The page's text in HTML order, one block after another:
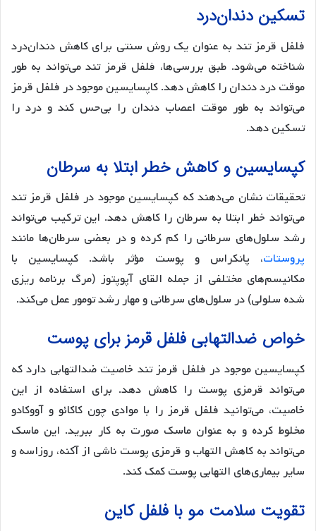
تسکین دندان‌درد
فلفل قرمز تند به عنوان یک روش سنتی برای کاهش دندان‌درد
شناخته می‌شود. طبق بررسی‌ها، فلفل قرمز تند می‌تواند به طور
موقت درد دندان را کاهش دهد. کاپسایسین موجود در فلفل قرمز
می‌تواند به طور موقت اعصاب دندان را بی‌حس کند و درد را
تسکین دهد.
کپسایسین و کاهش خطر ابتلا به سرطان
تحقیقات نشان می‌دهند که کپسایسین موجود در فلفل قرمز تند
می‌تواند خطر ابتلا به سرطان را کاهش دهد. این ترکیب می‌تواند
رشد سلول‌های سرطانی را کم کرده و در بعضی سرطان‌ها مانند
پروستات، پانکراس و پوست مؤثر باشد. کپسایسین با
مکانیسم‌های مختلفی از جمله القای آپوپتوز (مرگ برنامه ریزی
شده سلولی) در سلول‌های سرطانی و مهار رشد تومور عمل می‌کند.
خواص ضدالتهابی فلفل قرمز برای پوست
کپسایسین موجود در فلفل قرمز تند خاصیت ضدالتهابی دارد که
می‌تواند قرمزی پوست را کاهش دهد. برای استفاده از این
خاصیت، می‌توانید فلفل قرمز را با موادی چون کاکائو و آووکادو
مخلوط کرده و به عنوان ماسک صورت به کار ببرید. این ماسک
می‌تواند به کاهش التهاب و قرمزی پوست ناشی از آکنه، روزاسه و
سایر بیماری‌های التهابی پوست کمک کند.
تقویت سلامت مو با فلفل کاین